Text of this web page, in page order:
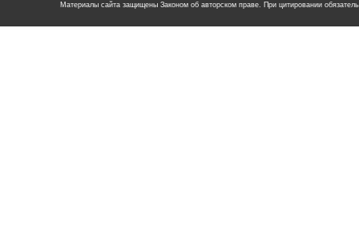
Материалы сайта защищены Законом об авторском праве. При цитировании